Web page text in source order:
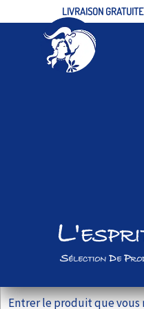
LIVRAISON
ACCUEIL
ALIMENTAIRE/EPICERIE
VRAC
Sélection De
Recherche pour :